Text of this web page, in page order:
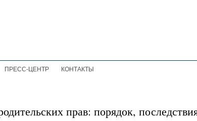
ПРЕСС-ЦЕНТР КОНТАКТЫ
прав: порядок,